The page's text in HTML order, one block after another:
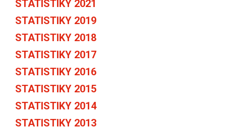
STATISTIKY 2021
STATISTIKY 2019
STATISTIKY 2018
STATISTIKY 2017
STATISTIKY 2016
STATISTIKY 2015
STATISTIKY 2014
STATISTIKY 2013